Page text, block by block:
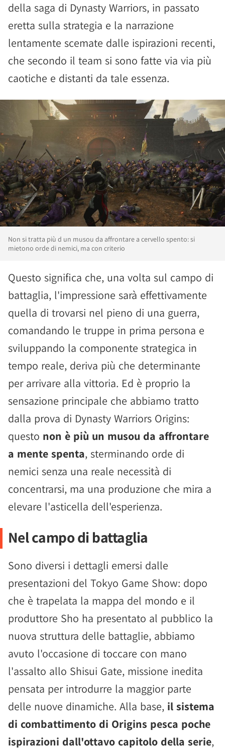
della saga di Dynasty Warriors, in passato
eretta sulla strategia e la narrazione
lentamente scemate dalle ispirazioni recenti,
che secondo il team si sono fatte via via più
caotiche e distanti da tale essenza.
Non si tratta più d un musou da affrontare a cervello spento: si
mietono orde di nemici, ma con criterio
Questo significa che, una volta sul campo di
battaglia, l'impressione sarà effettivamente
quella di trovarsi nel pieno di una guerra,
comandando le truppe in prima persona e
sviluppando la componente strategica in
tempo reale, deriva più che determinante
per arrivare alla vittoria. Ed è proprio la
sensazione principale che abbiamo tratto
dalla prova di Dynasty Warriors Origins:
questo non è più un musou da affrontare
a mente spenta, sterminando orde di
nemici senza una reale necessità di
concentrarsi, ma una produzione che mira a
elevare l'asticella dell'esperienza.
Nel campo di battaglia
Sono diversi i dettagli emersi dalle
presentazioni del Tokyo Game Show: dopo
che è trapelata la mappa del mondo e il
produttore Sho ha presentato al pubblico la
nuova struttura delle battaglie, abbiamo
avuto l'occasione di toccare con mano
l'assalto allo Shisui Gate, missione inedita
pensata per introdurre la maggior parte
delle nuove dinamiche. Alla base, il sistema
di combattimento di Origins pesca poche
ispirazioni dall'ottavo capitolo della serie,